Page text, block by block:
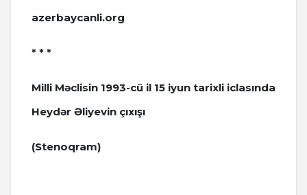
azerbaycanli.org
* * *
Milli Məclisin 1993-cü il 15 iyun tarixli iclasında
Heydər Əliyevin çıxışı
(Stenoqram)